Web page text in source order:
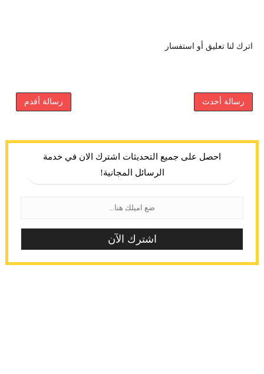
اترك لنا تعليق أو استفسار
رسالة أحدث رسالة أقدم
احصل على جميع التحديثات اشترك الان في خدمة
الرسائل المجانية!